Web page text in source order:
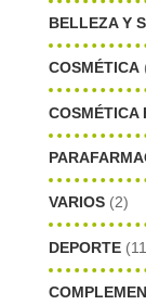
BELLEZA Y
COSMÉTICA
COSMÉTICA
VARIOS (2)
DEPORTE